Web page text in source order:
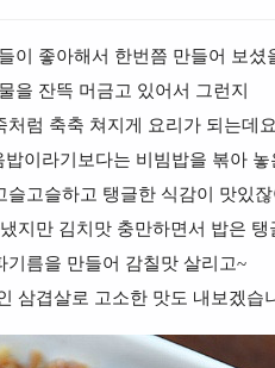
이 좋아해서 한번쯤 만들어 보셨
을 잔뜩 머금고 있어서 그런지
처럼 축축 쳐지게 요리가 되는데
이라기보다는 비빔밥을 볶아
슬고슬하고 탱글한 식감이 맛있
지만 김치맛 충만하면서 밥은 탱
기름을 만들어 감칠맛 살리고~
삼겹살로 고소한 맛도 내보겠습